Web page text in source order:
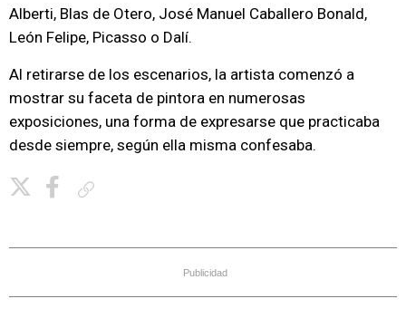
Alberti, Blas de Otero, José Manuel Caballero Bonald,
León Felipe, Picasso o Dalí.
Al retirarse de los escenarios, la artista comenzó a
mostrar su faceta de pintora en numerosas
exposiciones, una forma de expresarse que practicaba
desde siempre, según ella misma confesaba.
Publicidad